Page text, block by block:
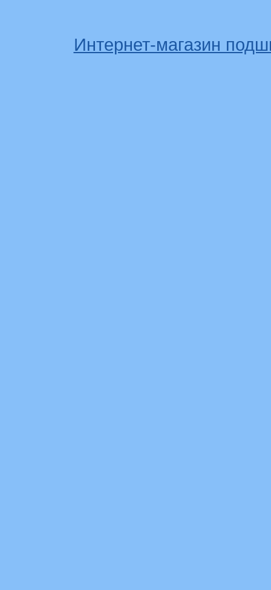
Интернет-магазин